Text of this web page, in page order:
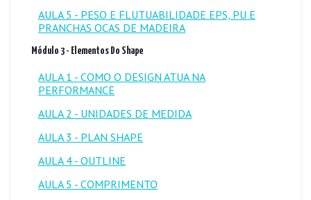
AULA 5 - PESO E FLUTUABILIDADE EPS, PU E
PRANCHAS OCAS DE MADEIRA
Módulo 3 - Elementos Do Shape
AULA 1 - COMO O DESIGN ATUA NA
PERFORMANCE
AULA 2 - UNIDADES DE MEDIDA
AULA 3 - PLAN SHAPE
AULA 4 - OUTLINE
AULA 5 - COMPRIMENTO